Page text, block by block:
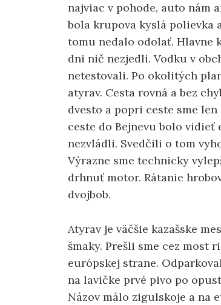
najviac v pohode, auto nám
bola krupova kyslá polievka
tomu nedalo odolať. Hlavne
dni nič nezjedli. Vodku v
netestovali. Po okolitých
atyrav. Cesta rovná a bez
dvesto a popri ceste sme
ceste do Bejnevu bolo vidieť
nezvládli. Svedčili o tom
Výrazne sme technicky
drhnuť motor. Rátanie
dvojbob.
Atyrav je väčšie kazašske
šmaky. Prešli sme cez most
európskej strane.
na lavičke prvé pivo po
Názov málo zigulskoje a na